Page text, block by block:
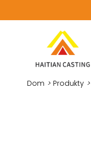
Dom > Produkty >